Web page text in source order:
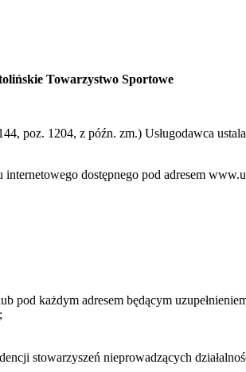
Towarzystwo Sportowe
poz. 1204, z późn. zm.) Usługodawca
dostępnego pod adresem
pod każdym adresem będącym
stowarzyszeń nieprowadzących